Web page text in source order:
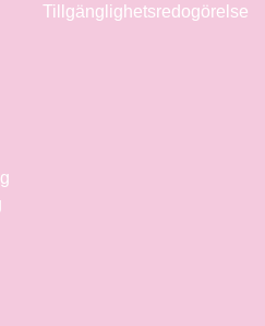
Tillgänglighetsredogörelse